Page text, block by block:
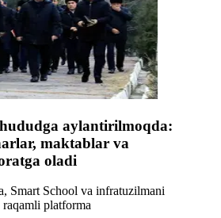
aylantirilmoqda:
maktablar va
oladi
Smart School va infratuzilmani
raqamli platforma